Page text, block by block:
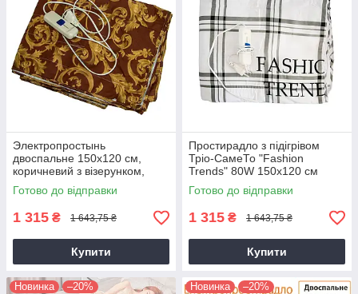
Электропростынь
двоспальне 150х120 см,
коричневий з візерунком,
простирадло з підігрівом Тріо
02102
Готово до відправки
1 315 ₴ 1 643,75 ₴
Купити
Простирадло з підігрівом
Тріо-СамеТо "Fashion
Trends" 80W 150х120 см
електропростирадло з
терморегулятором
Готово до відправки
1 315 ₴ 1 643,75 ₴
Купити
Новинка –20% Новинка –20%